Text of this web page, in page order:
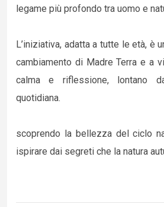
legame più profondo tra uomo e
L’iniziativa, adatta a tutte le età, è
cambiamento di Madre Terra e a
calma e riflessione, lontano
quotidiana.
scoprendo la bellezza del ciclo
ispirare dai segreti che la natura